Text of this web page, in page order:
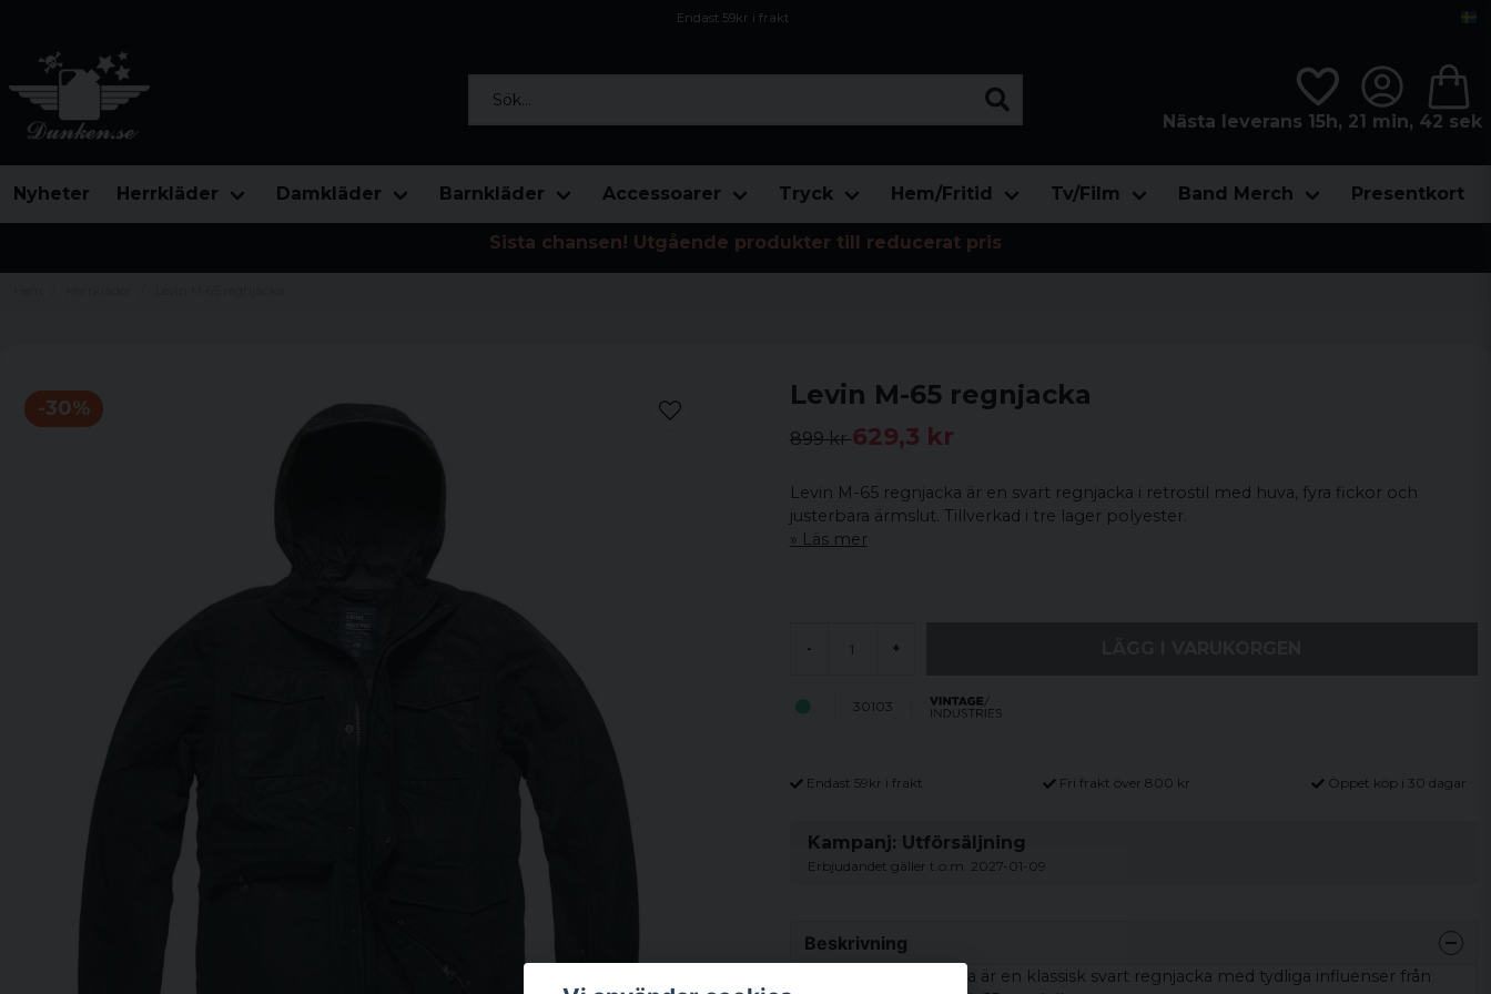
Endast 59kr i frakt
Nästa leverans 15h, 21 min, 41 sek
Nyheter Herrkläder Damkläder Barnkläder Accessoarer Tryck Hem/Fritid Tv/Film Band Merch Presentkort
Sista chansen! Utgående produkter till reducerat pris
-30% Levin M-65 regnjacka
899 kr629,3 kr
Levin M-65 regnjacka är en svart regnjacka i retrostil med huva, fyra fickor och
justerbara ärmslut. Tillverkad i tre lager polyester.
Läs mer
- +
30103
Endast 59kr i frakt Fri frakt över 800 kr Öppet köp i 30 dagar
Kampanj: Utförsäljning
Erbjudandet gäller t.o.m. 2027-01-09
Beskrivning
Levin M-65 regnjacka är en klassisk svart regnjacka med tydliga influenser från